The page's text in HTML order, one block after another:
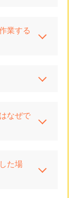
業する
なぜで
た場